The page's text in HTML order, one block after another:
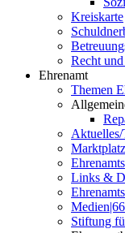
Kreiskarte
Recht
Ehrenamt
Themen
Links &
Medien|66
Stiftung